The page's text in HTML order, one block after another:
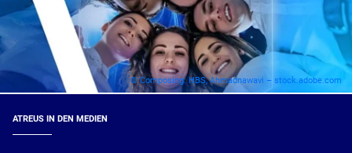
© Composing: HBS, Ahmadnawavi – stock.adobe.com
ATREUS IN DEN MEDIEN